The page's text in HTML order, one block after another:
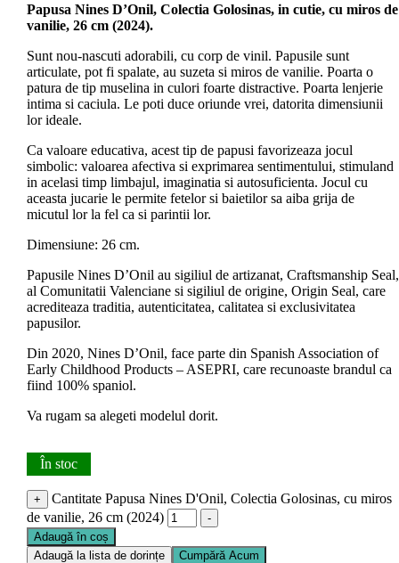
Papusa Nines D’Onil, Colectia Golosinas, in cutie, cu miros de
vanilie, 26 cm (2024).
Sunt nou-nascuti adorabili, cu corp de vinil. Papusile sunt
articulate, pot fi spalate, au suzeta si miros de vanilie. Poarta o
patura de tip muselina in culori foarte distractive. Poarta lenjerie
intima si caciula. Le poti duce oriunde vrei, datorita dimensiunii
lor ideale.
Ca valoare educativa, acest tip de papusi favorizeaza jocul
simbolic: valoarea afectiva si exprimarea sentimentului, stimuland
in acelasi timp limbajul, imaginatia si autosuficienta. Jocul cu
aceasta jucarie le permite fetelor si baietilor sa aiba grija de
micutul lor la fel ca si parintii lor.
Dimensiune: 26 cm.
Papusile Nines D’Onil au sigiliul de artizanat, Craftsmanship Seal,
al Comunitatii Valenciane si sigiliul de origine, Origin Seal, care
acrediteaza traditia, autenticitatea, calitatea si exclusivitatea
papusilor.
Din 2020, Nines D’Onil, face parte din Spanish Association of
Early Childhood Products – ASEPRI, care recunoaste brandul ca
fiind 100% spaniol.
Va rugam sa alegeti modelul dorit.
În stoc
+
Cantitate Papusa Nines D'Onil, Colectia Golosinas, cu miros
de vanilie, 26 cm (2024)
-
Adaugă în coș
Adaugă la lista de dorințe
Cumpără Acum